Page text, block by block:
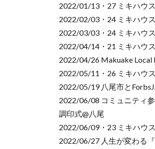
2022/01/13・27 ミキハウ
2022/02/03・24 ミキハウ
2022/03/03・24 ミキハウ
2022/04/14・21 ミキハウ
2022/04/26 Makuake Local
2022/05/11・26 ミキハウ
2022/05/19 八尾市と
2022/06/08 コミュニティ
調印式@八尾
2022/06/09・23 ミキハウ
2022/06/27 人生が変わる